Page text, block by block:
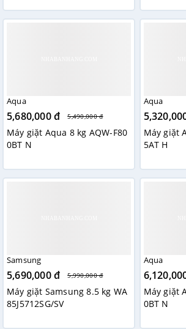
Aqua
5,680,000 đ 5,490,000 đ
Máy giặt Aqua 8 kg AQW-F80
0BT N
Aqua
Máy giặt
5AT H
Samsung
5,690,000 đ 5,990,000 đ
Máy giặt Samsung 8.5 kg WA
85J5712SG/SV
Aqua
Máy giặt
0BT N